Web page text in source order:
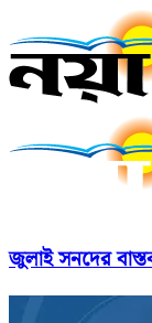
জুলাই সনদের